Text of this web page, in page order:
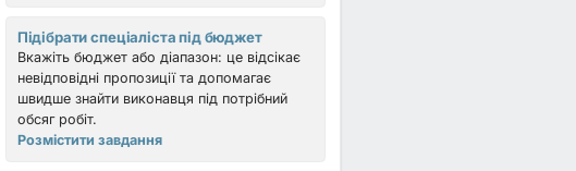
Підібрати спеціаліста під бюджет
Вкажіть бюджет або діапазон: це відсікає
невідповідні пропозиції та допомагає
швидше знайти виконавця під потрібний
обсяг робіт.
Розмістити завдання